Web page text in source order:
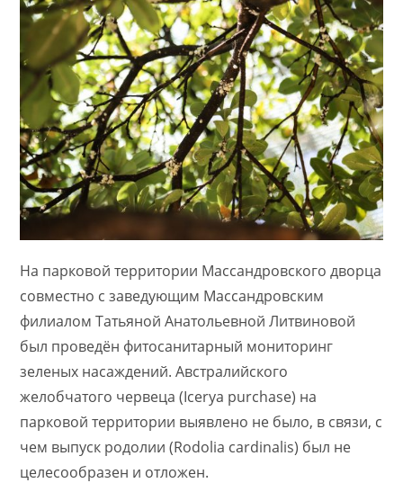
На парковой территории Массандровского дворца
совместно с заведующим Массандровским
филиалом Татьяной Анатольевной Литвиновой
был проведён фитосанитарный мониторинг
зеленых насаждений. Австралийского
желобчатого червеца (Icerya purchase) на
парковой территории выявлено не было, в связи, с
чем выпуск родолии​ (Rodolia​ cardinalis) был не
целесообразен и отложен.